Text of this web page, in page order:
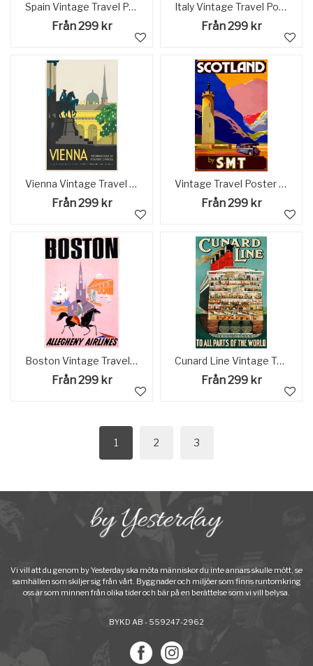
Spain Vintage Travel Poster
Från 299 kr
Italy Vintage Travel Poster
Från 299 kr
Vienna Vintage Travel Poster
Från 299 kr
Vintage Travel Poster Scotland
Från 299 kr
Boston Vintage Travel Poster USA
Från 299 kr
Cunard Line Vintage Travel Poster
Från 299 kr
1 2 3
Vi vill att du genom by Yesterday ska möta människor du inte annars skulle mött, se
samhällen som skiljer sig från vårt. Byggnader och miljöer som finns runtomkring
oss är som minnen från olika tider och bär på en berättelse som vi vill belysa.
BYKD AB - 559247-2962